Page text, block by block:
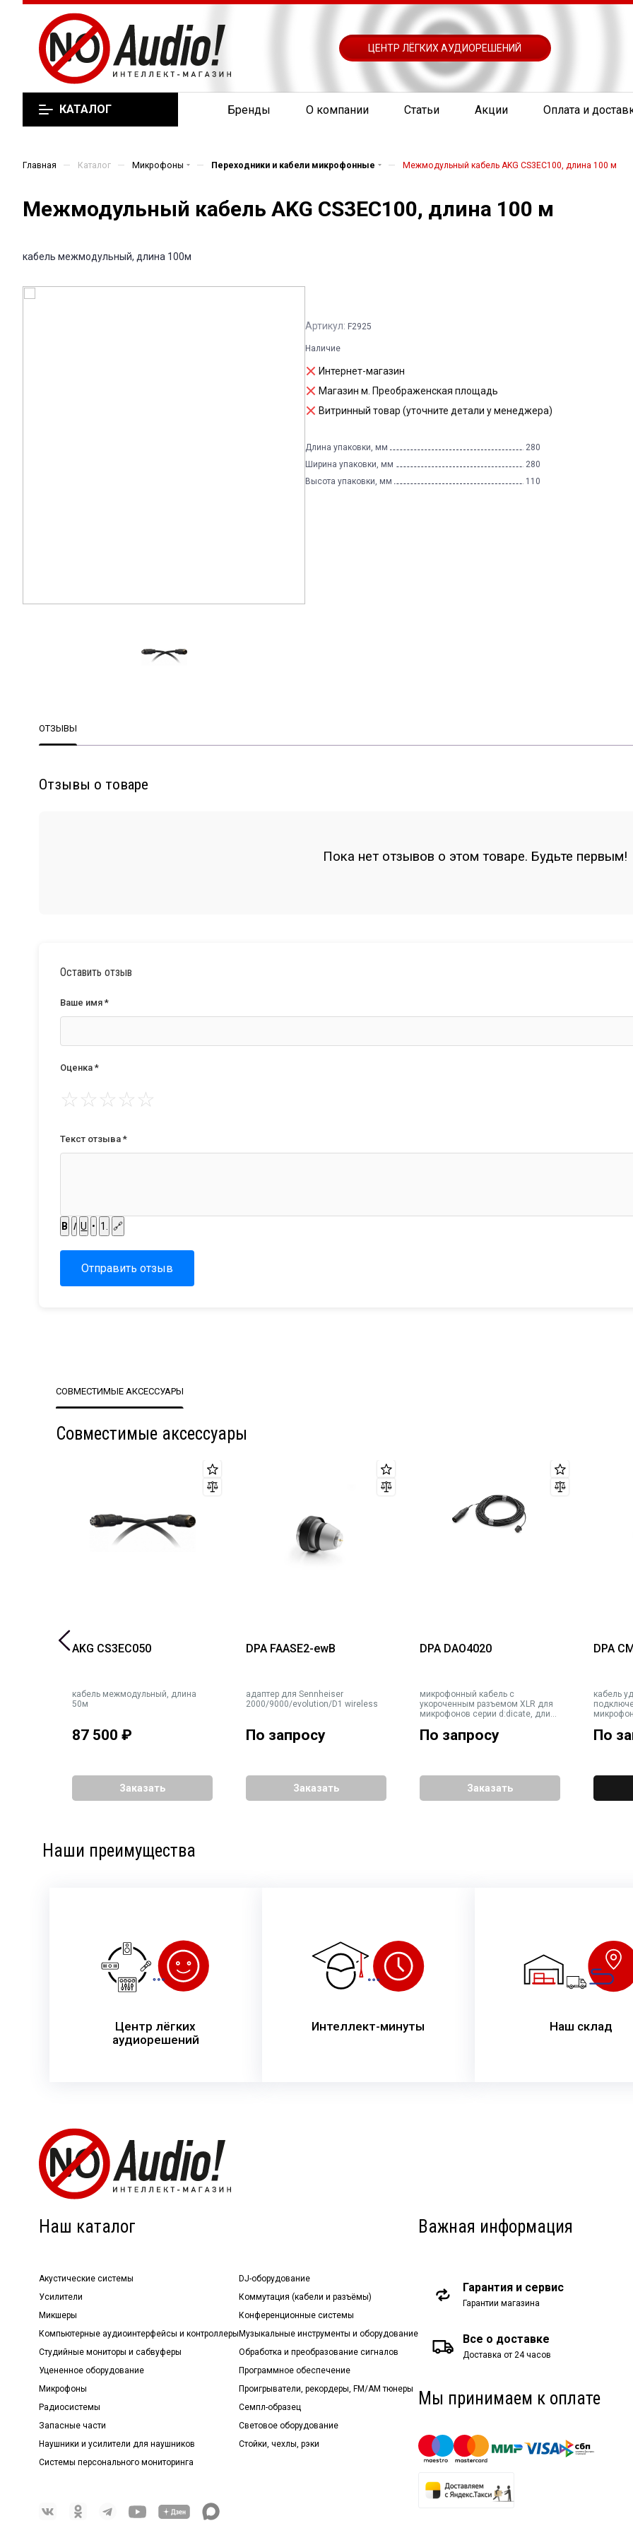
ЦЕНТР ЛЁГКИХ АУДИОРЕШЕНИЙ
КАТАЛОГ Бренды О компании Статьи Акции Оплата и
Главная — Каталог — Микрофоны — Переходники и кабели микрофонные — Межмодульный кабель AKG CS3EC100, длина 100 м
Межмодульный кабель AKG CS3EC100, длина 100 м
кабель межмодульный, длина 100м
Артикул: F2925
Наличие
Интернет-магазин
Магазин м. Преображенская площадь
Витринный товар (уточните детали у менеджера)
Длина упаковки, мм
280
Ширина упаковки, мм
280
Высота упаковки, мм
110
ОТЗЫВЫ
Отзывы о товаре
Пока нет отзывов о этом товаре. Будьте первым!
Оставить отзыв
Ваше имя *
Оценка *
☆☆☆☆☆
Текст отзыва *
B I U • 1. 🔗
Отправить отзыв
СОВМЕСТИМЫЕ АКСЕССУАРЫ
Совместимые аксессуары
AKG CS3EC050
кабель межмодульный, длина
50м
87 500 ₽
Заказать
DPA FAASE2-ewB
адаптер для Sennheiser
2000/9000/evolution/D1 wireless
По запросу
Заказать
DPA DAO4020
микрофонный кабель с
укороченным разъемом XLR для
микрофонов серии d:dicate, длина
По запросу
Заказать
DPA
кабель
По
Наши преимущества
Центр лёгких
аудиорешений
Интеллект-минуты Наш склад
Наш каталог
Акустические системы
Усилители
Микшеры
Компьютерные аудиоинтерфейсы и контроллеры
Студийные мониторы и сабвуферы
Уцененное оборудование
Микрофоны
Радиосистемы
Запасные части
Наушники и усилители для наушников
Системы персонального мониторинга
DJ-оборудование
Коммутация (кабели и разъёмы)
Конференционные системы
Музыкальные инструменты и оборудование
Обработка и преобразование сигналов
Программное обеспечение
Проигрыватели, рекордеры, FM/AM тюнеры
Семпл-образец
Световое оборудование
Стойки, чехлы, рэки
Важная информация
Гарантия и сервис
Гарантии магазина
Все о доставке
Доставка от 24 часов
Мы принимаем к оплате